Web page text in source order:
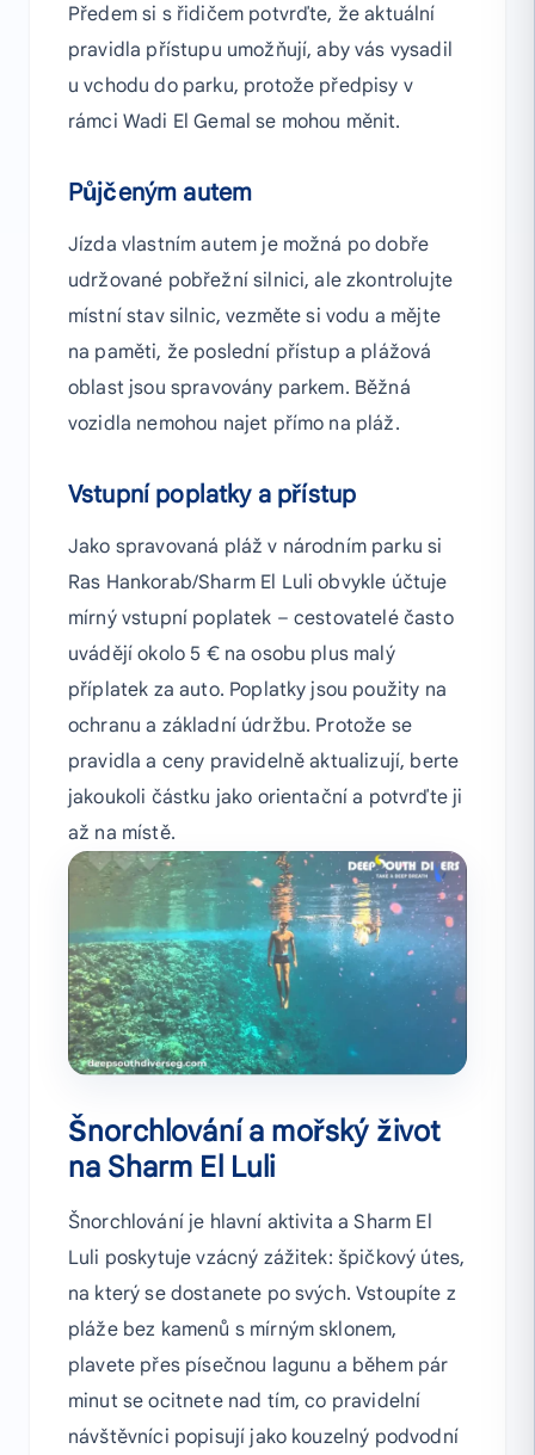
Předem si s řidičem potvrďte, že aktuální
pravidla přístupu umožňují, aby vás vysadil
u vchodu do parku, protože předpisy v
rámci Wadi El Gemal se mohou měnit.
Půjčeným autem
Jízda vlastním autem je možná po dobře
udržované pobřežní silnici, ale zkontrolujte
místní stav silnic, vezměte si vodu a mějte
na paměti, že poslední přístup a plážová
oblast jsou spravovány parkem. Běžná
vozidla nemohou najet přímo na pláž.
Vstupní poplatky a přístup
Jako spravovaná pláž v národním parku si
Ras Hankorab/Sharm El Luli obvykle účtuje
mírný vstupní poplatek – cestovatelé často
uvádějí okolo 5 € na osobu plus malý
příplatek za auto. Poplatky jsou použity na
ochranu a základní údržbu. Protože se
pravidla a ceny pravidelně aktualizují, berte
jakoukoli částku jako orientační a potvrďte ji
až na místě.
Šnorchlování a mořský život
na Sharm El Luli
Šnorchlování je hlavní aktivita a Sharm El
Luli poskytuje vzácný zážitek: špičkový útes,
na který se dostanete po svých. Vstoupíte z
pláže bez kamenů s mírným sklonem,
plavete přes písečnou lagunu a během pár
minut se ocitnete nad tím, co pravidelní
návštěvníci popisují jako kouzelný podvodní